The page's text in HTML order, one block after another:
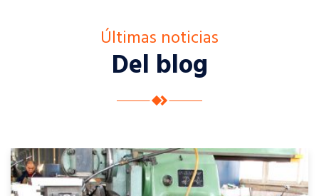
Últimas noticias
Del blog